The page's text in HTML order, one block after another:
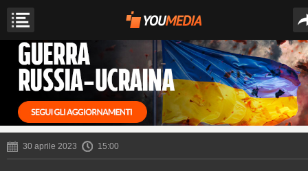
30 aprile 2023 15:00